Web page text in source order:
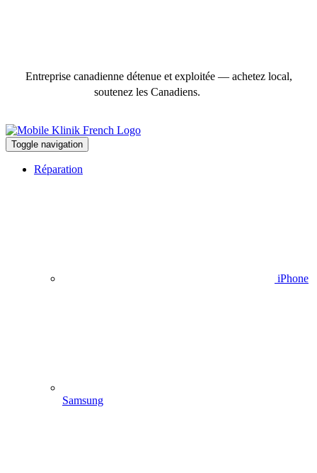
Entreprise canadienne détenue et exploitée — achetez local,
soutenez les Canadiens.
Toggle navigation
Réparation
iPhone
Samsung